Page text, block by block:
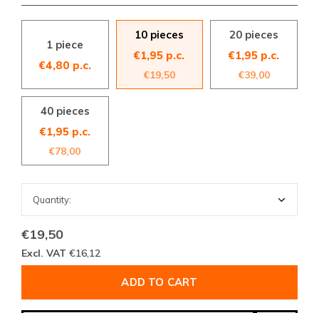
1 piece
€4,80 p.c.
10 pieces
€1,95 p.c.
€19,50
20 pieces
€1,95 p.c.
€39,00
40 pieces
€1,95 p.c.
€78,00
€19,50
Excl. VAT €16,12
ADD TO CART